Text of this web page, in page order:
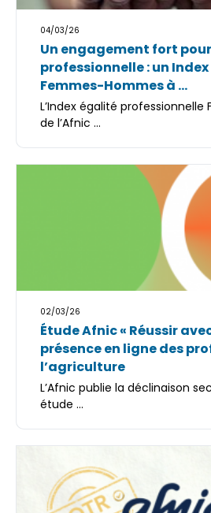
04/03/26
Un engagement fort
professionnelle : un
Femmes-Hommes à ...
L’Index égalité
de l’Afnic ...
02/03/26
Étude Afnic « Réussir
présence en ligne des
l’agriculture
L’Afnic publie la déclinaison
étude ...